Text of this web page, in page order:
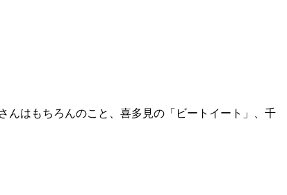
んはもちろんのこと、喜多見の「ビートイート」、千